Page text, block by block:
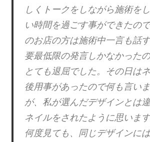
しくトークをしながら施術を
い時間を過ごす事ができたの
のお店の方は施術中一言も話
要最低限の発言しかなかった
とても退屈でした。その日は
後用事があったので何も言い
が、私が選んだデザインとは
ネイルをされたように思いま
何度見ても、同じデザインに